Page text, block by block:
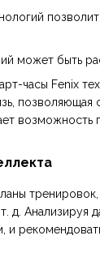
может быть
часы Fenix
возможность
д.
и